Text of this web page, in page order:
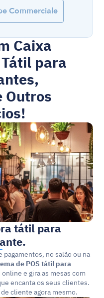
Commerciale
Caixa
para
Outros
tátil para
no salão ou na
de POS tátil para
e gira as mesas com
encanta os seus clientes.
cliente agora mesmo.